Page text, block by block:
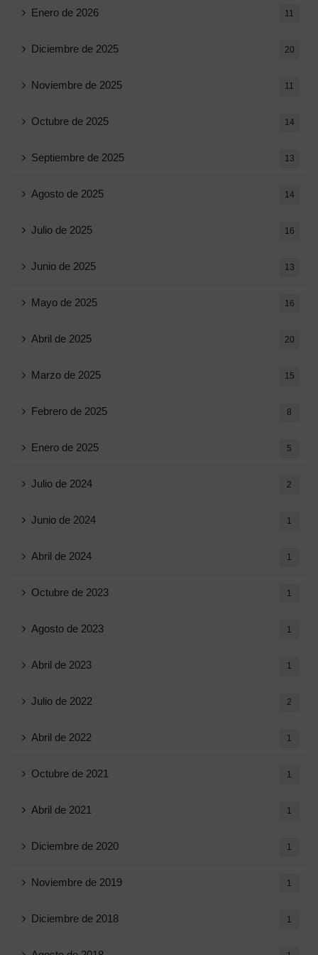
Enero de 2026 11
Diciembre de 2025 20
Noviembre de 2025 11
Octubre de 2025 14
Septiembre de 2025 13
Agosto de 2025 14
Julio de 2025 16
Junio ​​de 2025 13
Mayo de 2025 16
Abril de 2025 20
Marzo de 2025 15
Febrero de 2025 8
Enero de 2025 5
Julio de 2024 2
Junio ​​de 2024 1
Abril de 2024 1
Octubre de 2023 1
Agosto de 2023 1
Abril de 2023 1
Julio de 2022 2
Abril de 2022 1
Octubre de 2021 1
Abril de 2021 1
Diciembre de 2020 1
Noviembre de 2019 1
Diciembre de 2018 1